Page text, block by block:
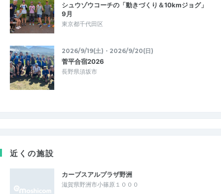
シュウゾウコーチの「動きづくり＆10kmジョグ」
9月
東京都千代田区
2026/9/19(土)・2026/9/20(日)
菅平合宿2026
長野県須坂市
近くの施設
カーブスアルプラザ野洲
滋賀県野洲市小篠原１０００